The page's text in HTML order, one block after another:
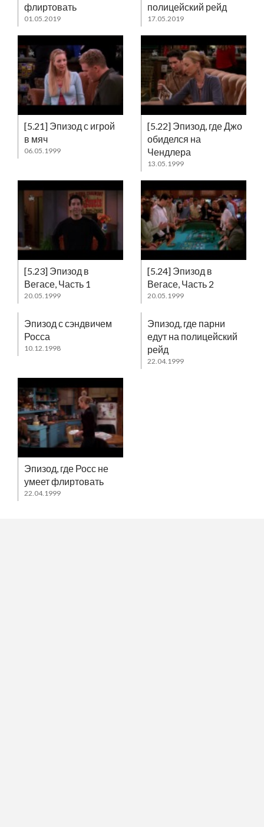
флиртовать
01.05.2019
полицейский рейд
17.05.2019
[5.21] Эпизод с игрой
в мяч
06.05.1999
[5.22] Эпизод, где Джо
обиделся на
Чендлера
13.05.1999
[5.23] Эпизод в
Вегасе, Часть 1
20.05.1999
[5.24] Эпизод в
Вегасе, Часть 2
20.05.1999
Эпизод с сэндвичем
Росса
10.12.1998
Эпизод, где парни
едут на полицейский
рейд
22.04.1999
Эпизод, где Росс не
умеет флиртовать
22.04.1999